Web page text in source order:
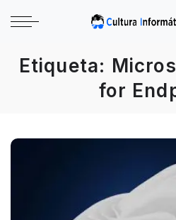
Etiqueta:
for